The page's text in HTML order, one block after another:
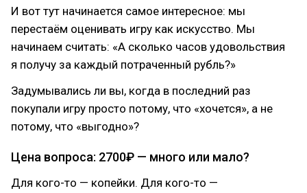
И вот тут начинается самое интересное: мы
перестаём оценивать игру как искусство. Мы
начинаем считать: «А сколько часов удовольствия
я получу за каждый потраченный рубль?»
Задумывались ли вы, когда в последний раз
покупали игру просто потому, что «хочется», а не
потому, что «выгодно»?
Цена вопроса: 2700₽ — много или мало?
Для кого-то — копейки. Для кого-то —